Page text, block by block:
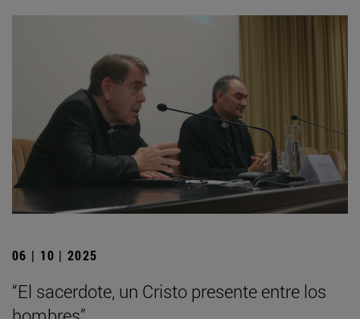
06 | 10 | 2025
“El sacerdote, un Cristo presente entre los